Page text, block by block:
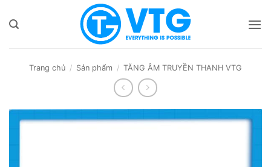
qua
Trang chủ / Sản phẩm / TĂNG ÂM TRUYỀN THANH VTG